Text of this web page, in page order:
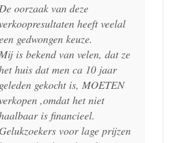
oorzaak van deze
heeft veelal
gedwongen keuze.
is bekend van velen, dat ze
huis dat men ca 10 jaar
geleden gekocht is, MOETEN
,omdat het niet
is financieel.
Gelukzoekers voor lage prijzen